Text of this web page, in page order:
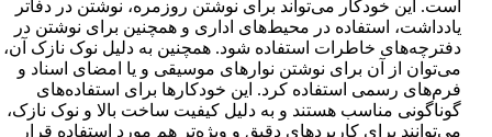
است. این خودکار می‌تواند برای نوشتن روزمره، نوشتن در دفاتر
یادداشت، استفاده در محیط‌های اداری و همچنین برای نوشتن در
دفترچه‌های خاطرات استفاده شود. همچنین به دلیل نوک نازک آن،
می‌توان از آن برای نوشتن نوارهای موسیقی و یا امضای اسناد و
فرم‌های رسمی استفاده کرد. این خودکارها برای استفاده‌های
گوناگونی مناسب هستند و به دلیل کیفیت ساخت بالا و نوک نازک،
می‌توانند برای کاربردهای دقیق و ویژه‌تر هم مورد استفاده قرار